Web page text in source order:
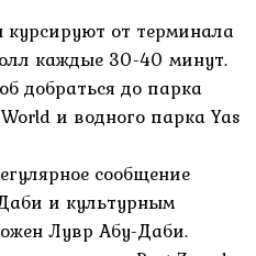
от терминала
каждые 30-40 минут.
добраться до парка
и водного парка Yas
сообщение
и культурным
Лувр Абу-Даби.